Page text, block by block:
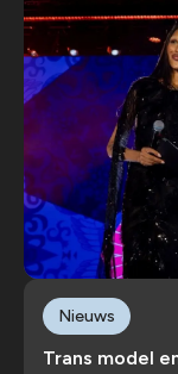
Trans model
Nieuws